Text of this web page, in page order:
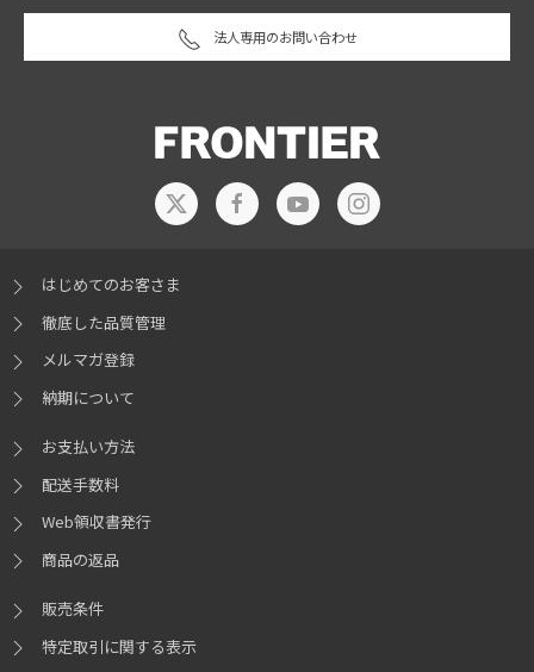
法人専用のお問い合わせ
はじめてのお客さま
徹底した品質管理
メルマガ登録
納期について
お支払い方法
配送手数料
Web領収書発行
商品の返品
販売条件
特定取引に関する表示